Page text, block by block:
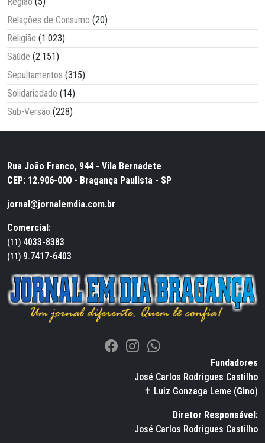
Relações de Consumo (20)
Religião (1.023)
Saúde (2.151)
Sepultamentos (315)
Solidariedade (14)
Sub-Versão (228)
Rua João Franco, 944 - Vila Bernadete
CEP: 12.906-000 - Bragança Paulista - SP
jornal@jornalemdia.com.br
Comercial:
(11) 4033-8383
(11) 9.7417-6403
Fundadores
José Carlos Rodrigues Castilho
✝ Luiz Gonzaga Leme (Gino)
Diretor Responsável:
José Carlos Rodrigues Castilho